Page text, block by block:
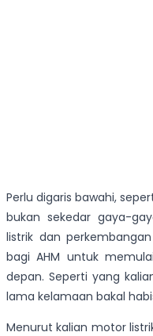
Perlu digaris bawahi,
bukan sekedar gaya-
listrik dan
bagi AHM untuk
depan. Seperti yang
lama kelamaan bakal
Menurut kalian motor